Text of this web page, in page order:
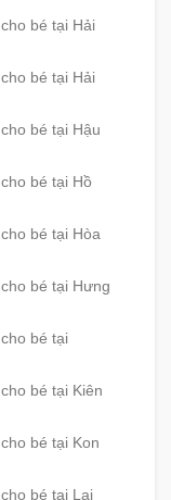
bé tại Hải
bé tại Hải
bé tại Hậu
bé tại Hồ
bé tại Hòa
bé tại Hưng
bé tại
bé tại Kiên
bé tại Kon
bé tại Lai